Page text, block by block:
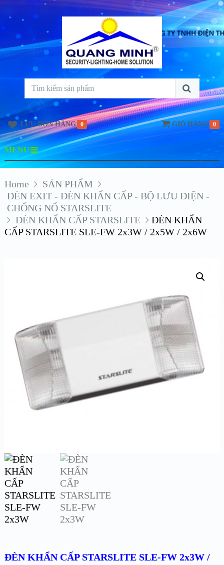
LƯU ĐƠN HÀNG 0 GIỎ HÀNG 0
MENU
Home
SẢN PHẨM
ĐÈN EXIT - ĐÈN KHẨN CẤP - BỘ LƯU ĐIỆN -
CHỐNG NỔ STARSLITE
ĐÈN KHẨN CẤP STARSLITE
ĐÈN KHẨN
CẤP STARSLITE SLE-FW 2x3W / 2x5W / 2x6W
ĐÈN KHẨN CẤP STARSLITE SLE-FW 2x3W /